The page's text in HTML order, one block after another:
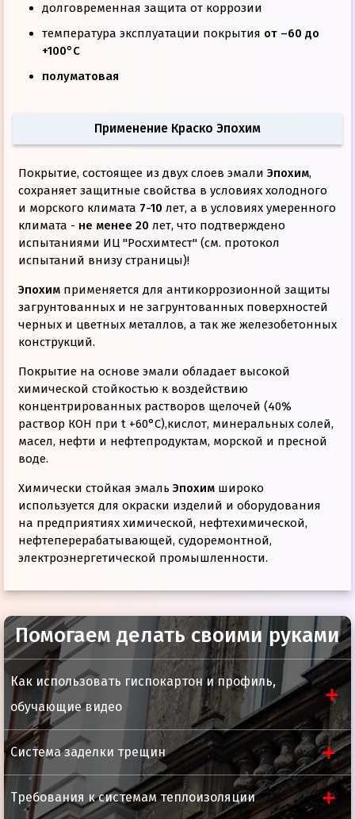
долговременная защита от коррозии
температура эксплуатации покрытия от –60 до
+100°С
полуматовая
Применение Краско Эпохим
Покрытие, состоящее из двух слоев эмали Эпохим,
сохраняет защитные свойства в условиях холодного
и морского климата 7-10 лет, а в условиях умеренного
климата - не менее 20 лет, что подтверждено
испытаниями ИЦ "Росхимтест" (см. протокол
испытаний внизу страницы)!
Эпохимприменяется для антикоррозионной защиты
загрунтованных и не загрунтованных поверхностей
черных и цветных металлов, а так же железобетонных
конструкций.
Покрытие на основе эмали обладает высокой
химической стойкостью к воздействию
концентрированных растворов щелочей (40%
раствор КОН при t +60°С),кислот, минеральных солей,
масел, нефти и нефтепродуктам, морской и пресной
воде.
Химически стойкая эмаль Эпохимшироко
используется для окраски изделий и оборудования
на предприятиях химической, нефтехимической,
нефтеперерабатывающей, судоремонтной,
электроэнергетической промышленности.
Основа материала
эпоксидная
смола
Внешний вид пленки
однородная
полуматовая
поверхность
Адгезия, балл, не более
1
Время высыхания до степени 3
при t (20,0±0,5)°С, ч, не более
1
Способ применения
При использованииЭпохимв качестве
самогрунтующего покрытия поверхность перед
окраской очистить до степени Sа2 (Sa2,5) или St3
по ISO 8501 (от масел, смазки и грязи, а также от
прокатной окалины, ржавчины, краски и
посторонних частиц).
Помогаем делать своими руками
Как использовать гиспокартон и профиль,
обучающие видео
Система заделки трещин
Требования к системам теплоизоляции